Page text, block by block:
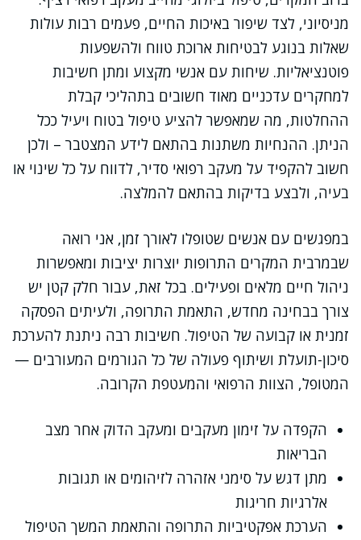
מניסיוני, לצד שיפור באיכות החיים, פעמים רבות עולות
שאלות בנוגע לבטיחות ארוכת טווח ולהשפעות
פוטנציאליות. שיחות עם אנשי מקצוע ומתן חשיבות
למחקרים עדכניים מאוד חשובים בתהליכי קבלת
ההחלטות, מה שמאפשר להציע טיפול בטוח ויעיל ככל
הניתן. ההנחיות משתנות בהתאם לידע המצטבר – ולכן
חשוב להקפיד על מעקב רפואי סדיר, לדווח על כל שינוי או
בעיה, ולבצע בדיקות בהתאם להמלצה.
במפגשים עם אנשים שטופלו לאורך זמן, אני רואה
שבמרבית המקרים התרופות יוצרות יציבות ומאפשרות
ניהול חיים מלאים ופעילים. בכל זאת, עבור חלק קטן יש
צורך בבחינה מחדש, התאמת התרופה, ולעיתים הפסקה
זמנית או קבועה של הטיפול. חשיבות רבה ניתנת להערכת
סיכון-תועלת ושיתוף פעולה של כל הגורמים המעורבים —
המטופל, הצוות הרפואי והמעטפת הקרובה.
הקפדה על זימון מעקבים ומעקב הדוק אחר מצב
הבריאות
מתן דגש על סימני אזהרה לזיהומים או תגובות
אלרגיות חריגות
הערכת אפקטיביות התרופה והתאמת המשך הטיפול